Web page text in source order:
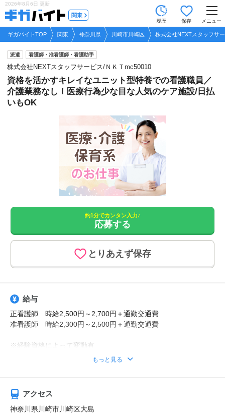
2026年8月6日 更新
関東
履歴 保存 メニュー
ギガバイトTOP 関東 神奈川県 川崎市川崎区 株式会社NEXTスタッフサ
派遣 看護師・准看護師・看護助手
株式会社NEXTスタッフサービス/ＮＫＴmc50010
資格を活かすキレイなユニット型特養での看護職員／
介護業務なし！医療行為少な目な人気のケア施設/日払
いもOK
約1分でカンタン入力♪
応募する
とりあえず保存
給与
正看護師 時給2,500円～2,700円＋通勤交通費
准看護師 時給2,300円～2,500円＋通勤交通費
※経験資格によって変動有
月収例：時給2700円、1日8h、22日勤務=47万5200円
もっと見る
アクセス
神奈川県川崎市川崎区大島